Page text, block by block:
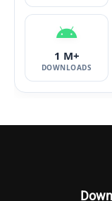
1 M+
DOWNLOADS